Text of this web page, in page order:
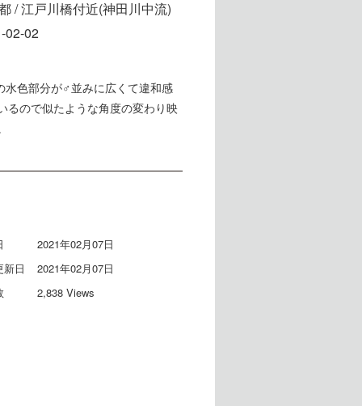
/ 江戸川橋付近(神田川中流)
02-02
色部分が♂並みに広くて違和感
るので似たような角度の変わり映
2021年02月07日
新日
2021年02月07日
2,838 Views